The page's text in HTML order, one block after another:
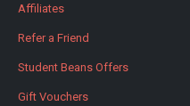
Affiliates
Refer a Friend
Student Beans Offers
Gift Vouchers